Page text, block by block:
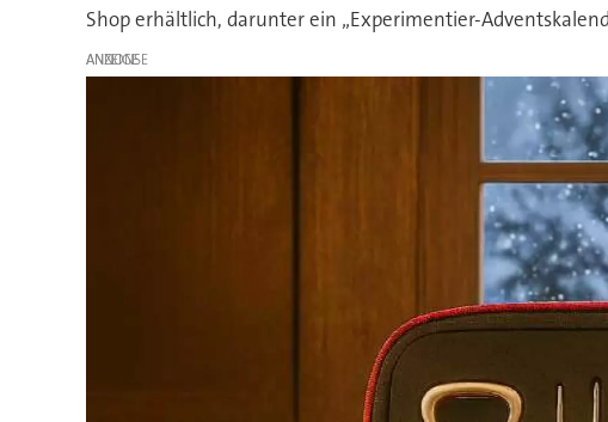
Shop erhältlich, darunter ein „Experimentier-
ANZEIGE